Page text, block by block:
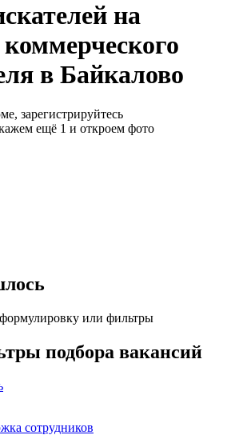
на
в Байкалово
зарегистрируйтесь
ещё 1 и откроем фото
или фильтры
подбора вакансий
сотрудников